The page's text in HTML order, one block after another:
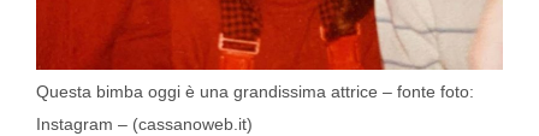
Questa bimba oggi è una grandissima attrice – fonte foto:
Instagram – (cassanoweb.it)